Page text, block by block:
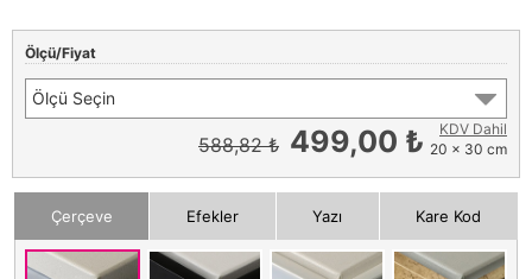
Ölçü/Fiyat
Ölçü Seçin
588,82 ₺ 499,00 ₺
KDV Dahil
20 x 30 cm
Çerçeve Efekler Yazı Kare Kod